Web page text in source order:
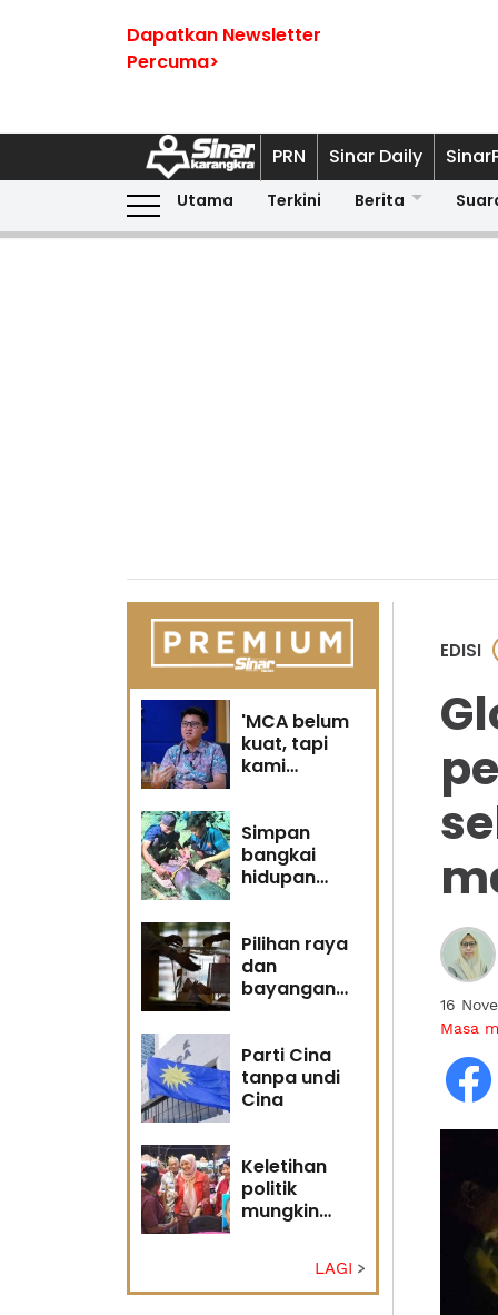
Dapatkan Newsletter
Percuma>
PRN Sinar Daily
Utama Terkini Berita
'MCA belum
kuat, tapi
kami
Simpan
bangkai
hidupan
Pilihan raya
dan
bayangan
Parti Cina
tanpa undi
Cina
Keletihan
politik
mungkin
Penganalisis
LAGI
EDISI
16
Masa